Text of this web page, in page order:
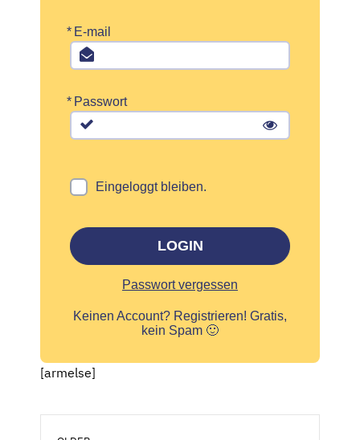
* E-mail
* Passwort
Eingeloggt bleiben.
LOGIN
Passwort vergessen
Keinen Account? Registrieren! Gratis,
kein Spam 🙂
[armelse]